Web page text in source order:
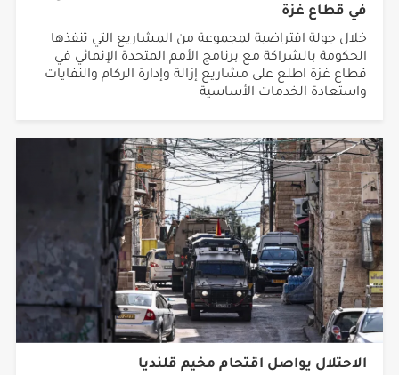
خلال جولة افتراضية لمجموعة من المشاريع التي تنفذها
الحكومة بالشراكة مع برنامج الأمم المتحدة الإنمائي في
قطاع غزة اطلع على مشاريع إزالة وإدارة الركام والنفايات
واستعادة الخدمات الأساسية
الاحتلال يواصل اقتحام مخيم قلنديا
يغلق عدة مداخل بالسواتر الترابية..